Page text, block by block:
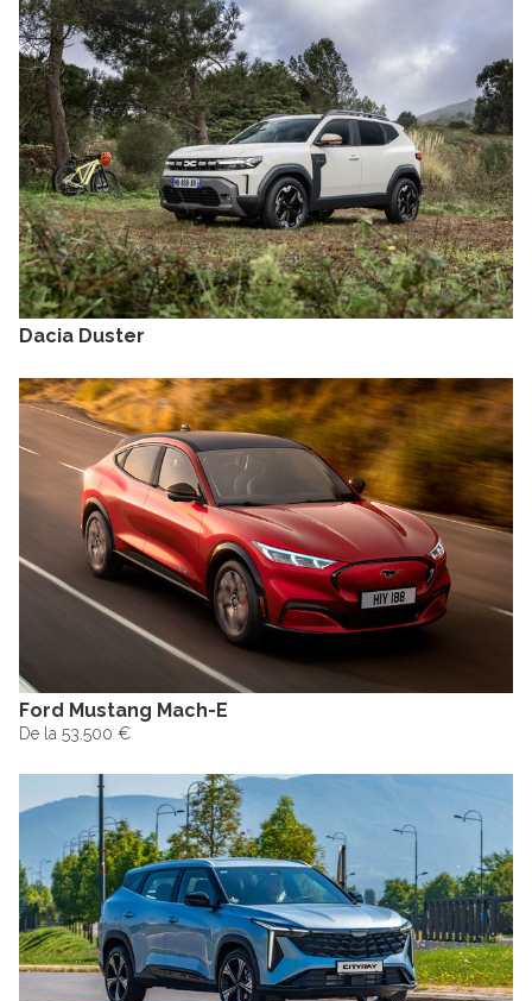
Dacia Duster
Ford Mustang Mach-E
De la 53.500 €